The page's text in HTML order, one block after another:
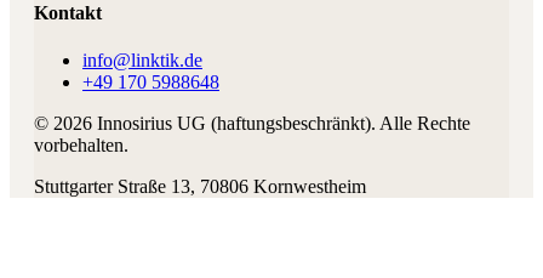
Kontakt
info@linktik.de
+49 170 5988648
© 2026 Innosirius UG (haftungsbeschränkt). Alle Rechte
vorbehalten.
Stuttgarter Straße 13, 70806 Kornwestheim